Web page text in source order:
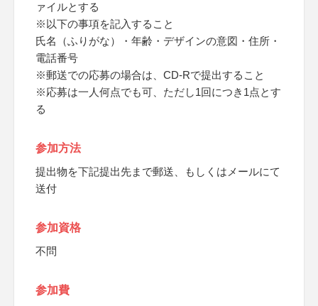
ァイルとする
※以下の事項を記入すること
氏名（ふりがな）・年齢・デザインの意図・住所・
電話番号
※郵送での応募の場合は、CD-Rで提出すること
※応募は一人何点でも可、ただし1回につき1点とす
る
参加方法
提出物を下記提出先まで郵送、もしくはメールにて
送付
参加資格
不問
参加費